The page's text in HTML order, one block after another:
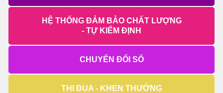
HỆ THỐNG ĐẢM BẢO CHẤT LƯỢNG
- TỰ KIỂM ĐỊNH
CHUYỂN ĐỔI SỐ
THI ĐUA - KHEN THƯỞNG